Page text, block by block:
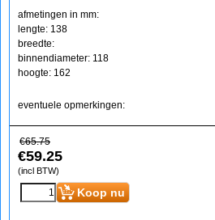
afmetingen in mm:
lengte: 138
breedte:
binnendiameter: 118
hoogte: 162
eventuele opmerkingen:
€65.75
€59.25
(incl BTW)
Koop nu